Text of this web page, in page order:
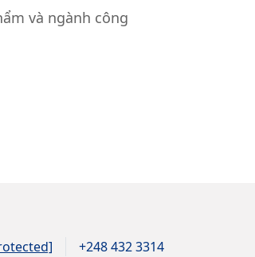
và ngành công
+248 432 3314